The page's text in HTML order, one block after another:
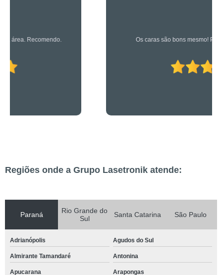
Os caras são bons mesmo! Profissionais de primeira!
Regiões onde a Grupo Lasetronik atende:
Paraná
Rio Grande do
Sul
Santa Catarina São Paulo
Adrianópolis Agudos do Sul
Almirante Tamandaré Antonina
Apucarana Arapongas